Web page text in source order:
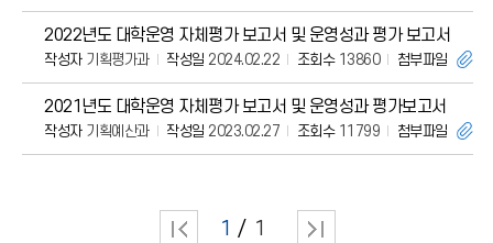
2022년도 대학운영 자체평가 보고서 및 운영성과 평가 보고서
작성자기획평가과 작성일 2024.02.22 조회수13860 첨부파일
2021년도 대학운영 자체평가 보고서 및 운영성과 평가보고서
작성자기획예산과 작성일 2023.02.27 조회수11799 첨부파일
1 1